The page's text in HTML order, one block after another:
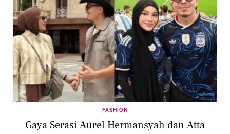
FASHION
Gaya Serasi Aurel Hermansyah dan Atta